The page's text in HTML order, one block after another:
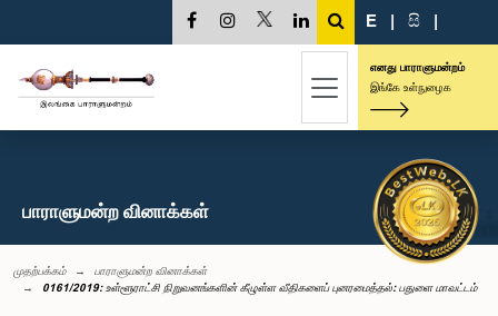
E | සි |
எனது பாராளுமன்றம்
இங்கே உள்நுழைக
பாராளுமன்ற வினாக்கள்
முதற்பக்கம்
பாராளுமன்ற வினாக்கள்
0161/2019: உள்ளூராட்சி நிறுவனங்களின் கீழுள்ள வீதிகளைப் புனரமைத்தல்: பதுளை மாவட்டம்